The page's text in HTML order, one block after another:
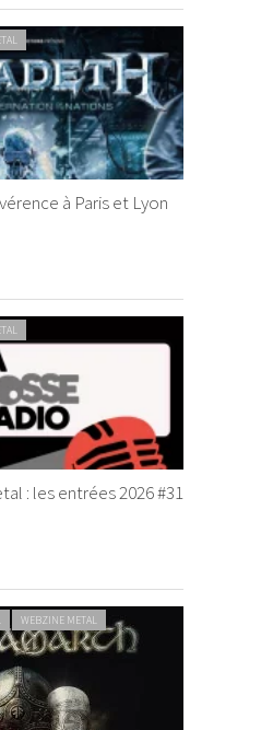
à Paris et Lyon
: les entrées 2026 #31
WEBZINE METAL